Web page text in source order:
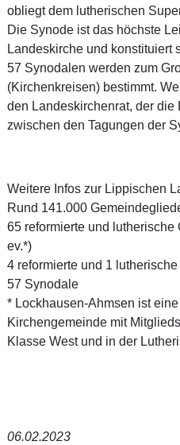
obliegt dem lutherischen
Die Synode ist das höchste
Landeskirche und konstituiert
57 Synodalen werden zum
(Kirchenkreisen) bestimmt.
den Landeskirchenrat, der
zwischen den Tagungen der
Weitere Infos zur Lippischen
Rund 141.000
65 reformierte und lutherische
ev.*)
4 reformierte und 1
57 Synodale
* Lockhausen-Ahmsen ist
Kirchengemeinde mit
Klasse West und in der
06.02.2023